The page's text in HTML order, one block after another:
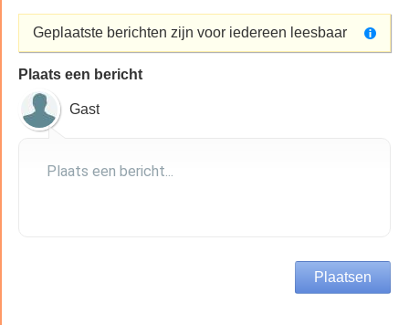
Geplaatste berichten zijn voor iedereen leesbaar
Plaats een bericht
Gast